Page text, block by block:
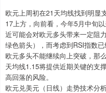
欧元上周初在21天均线找到明显
17上方，向前看，今年5月中旬
近可能会对欧元多头带来一定阻
绿色箭头），而考虑到RSI指数
欧元多头不能继续向上突破，那
天均线1.15将提供近期关键的支
高回落的风险。
欧元兑美元（日线）走势技术分